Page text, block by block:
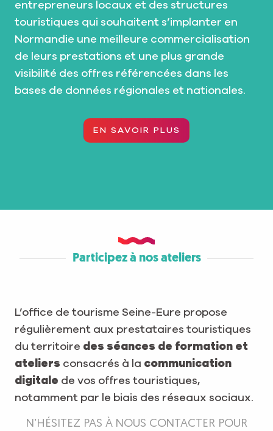
entrepreneurs locaux et des structures
touristiques qui souhaitent s’implanter en
Normandie une meilleure commercialisation
de leurs prestations et une plus grande
visibilité des offres référencées dans les
bases de données régionales et nationales.
EN SAVOIR PLUS
Participez à nos ateliers
L’office de tourisme Seine-Eure propose
régulièrement aux prestataires touristiques
du territoire des séances de formation et
ateliers consacrés à la communication
digitale de vos offres touristiques,
notamment par le biais des réseaux sociaux.
N’HÉSITEZ PAS À NOUS CONTACTER POUR